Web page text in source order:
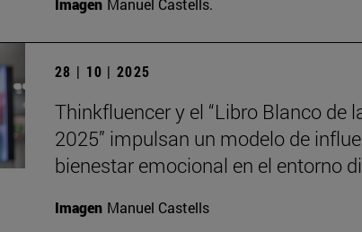
Imagen Manuel Castells.
28 | 10 | 2025
Thinkfluencer y el “Libro Blanco de
2025” impulsan un modelo de
bienestar emocional en el entorno
Imagen Manuel Castells